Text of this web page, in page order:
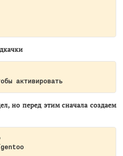
но перед этим сначала создаем